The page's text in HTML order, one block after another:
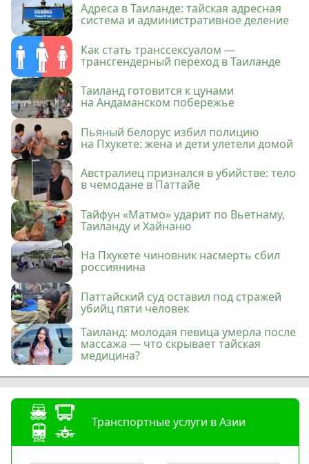
Адреса в Таиланде: тайская адресная
система и административное деление
Как стать транссексуалом —
трансгендерный переход в Таиланде
Таиланд готовится к цунами
на Андаманском побережье
Пьяный белорус избил полицию
на Пхукете: жена и дети улетели домой
Австралиец признался в убийстве: тело
в чемодане в Паттайе
Тайфун «Матмо» ударит по Вьетнаму,
Таиланду и Хайнаню
На Пхукете чиновник насмерть сбил
россиянина
Паттайский суд оставил под стражей
убийц пяти человек
Таиланд: молодая певица умерла после
массажа — что скрывает тайская
медицина?
Транспортные услуги в Азии